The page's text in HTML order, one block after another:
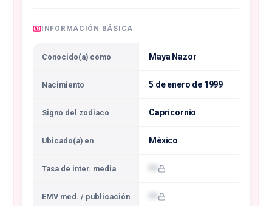
INFORMACIÓN BÁSICA
Conocido(a) como Maya Nazor
Nacimiento 5 de enero de 1999
Signo del zodiaco Capricornio
Ubicado(a) en México
Tasa de inter. media
EMV med. / publicación